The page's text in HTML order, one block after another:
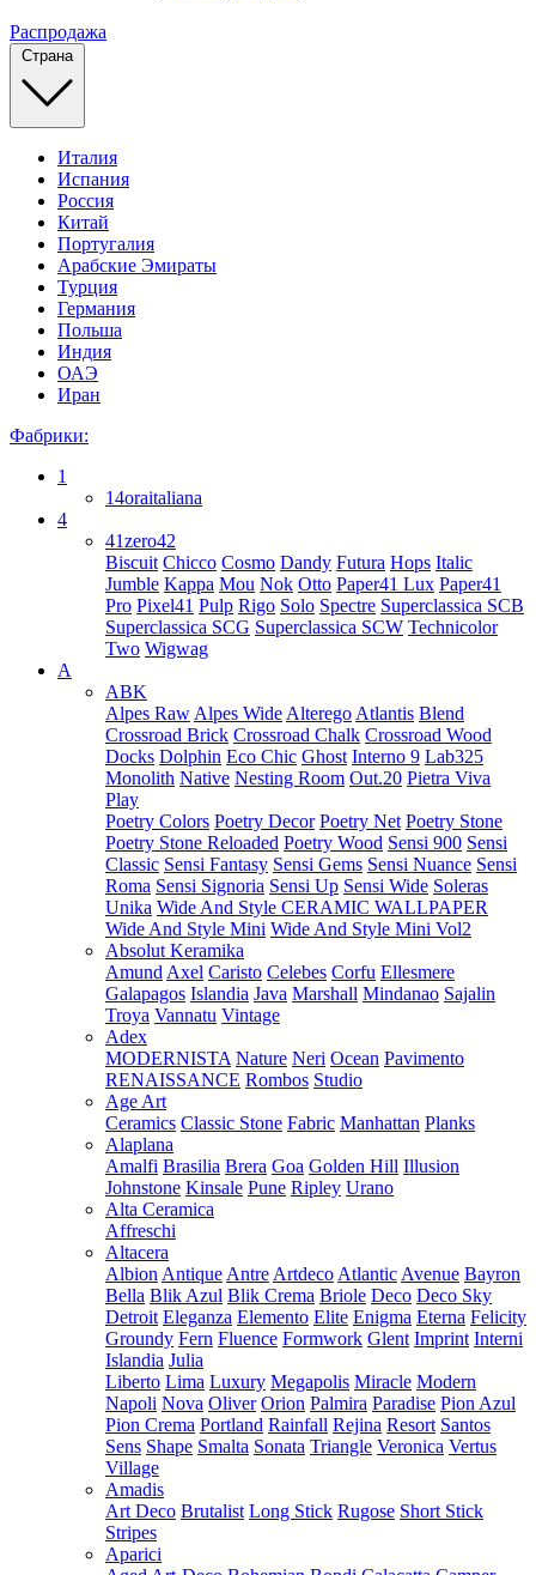
Распродажа
Страна
Италия
Испания
Россия
Китай
Португалия
Арабские Эмираты
Турция
Германия
Польша
Индия
ОАЭ
Иран
Фабрики:
1
14oraitaliana
4
41zero42
Biscuit Chicco Cosmo Dandy Futura Hops Italic
Jumble Kappa Mou Nok Otto Paper41 Lux Paper41
Pro Pixel41 Pulp Rigo Solo Spectre Superclassica SCB
Superclassica SCG Superclassica SCW Technicolor
Two Wigwag
A
ABK
Alpes Raw Alpes Wide Alterego Atlantis Blend
Crossroad Brick Crossroad Chalk Crossroad Wood
Docks Dolphin Eco Chic Ghost Interno 9 Lab325
Monolith Native Nesting Room Out.20 Pietra Viva
Play
Poetry Colors Poetry Decor Poetry Net Poetry Stone
Poetry Stone Reloaded Poetry Wood Sensi 900 Sensi
Classic Sensi Fantasy Sensi Gems Sensi Nuance Sensi
Roma Sensi Signoria Sensi Up Sensi Wide Soleras
Unika Wide And Style CERAMIC WALLPAPER
Wide And Style Mini Wide And Style Mini Vol2
Absolut Keramika
Amund Axel Caristo Celebes Corfu Ellesmere
Galapagos Islandia Java Marshall Mindanao Sajalin
Troya Vannatu Vintage
Adex
MODERNISTA Nature Neri Ocean Pavimento
RENAISSANCE Rombos Studio
Age Art
Ceramics Classic Stone Fabric Manhattan Planks
Alaplana
Amalfi Brasilia Brera Goa Golden Hill Illusion
Johnstone Kinsale Pune Ripley Urano
Alta Ceramica
Affreschi
Altacera
Albion Antique Antre Artdeco Atlantic Avenue Bayron
Bella Blik Azul Blik Crema Briole Deco Deco Sky
Detroit Eleganza Elemento Elite Enigma Eterna Felicity
Groundy Fern Fluence Formwork Glent Imprint Interni
Islandia Julia
Liberto Lima Luxury Megapolis Miracle Modern
Napoli Nova Oliver Orion Palmira Paradise Pion Azul
Pion Crema Portland Rainfall Rejina Resort Santos
Sens Shape Smalta Sonata Triangle Veronica Vertus
Village
Amadis
Art Deco Brutalist Long Stick Rugose Short Stick
Stripes
Aparici